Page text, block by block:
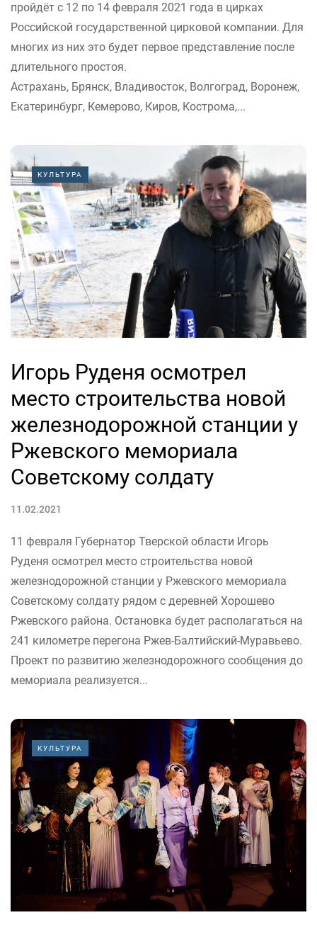
пройдёт с 12 по 14 февраля 2021 года в цирках
Российской государственной цирковой компании. Для
многих из них это будет первое представление после
длительного простоя.
Астрахань, Брянск, Владивосток, Волгоград, Воронеж,
Екатеринбург, Кемерово, Киров, Кострома,...
КУЛЬТУРА
Игорь Руденя осмотрел
место строительства новой
железнодорожной станции у
Ржевского мемориала
Советскому солдату
11.02.2021
11 февраля Губернатор Тверской области Игорь
Руденя осмотрел место строительства новой
железнодорожной станции у Ржевского мемориала
Советскому солдату рядом с деревней Хорошево
Ржевского района. Остановка будет располагаться на
241 километре перегона Ржев-Балтийский-Муравьево.
Проект по развитию железнодорожного сообщения до
мемориала реализуется...
КУЛЬТУРА